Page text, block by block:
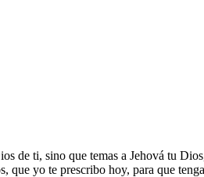
de ti, sino que temas a Jehová tu
que yo te prescribo hoy, para que